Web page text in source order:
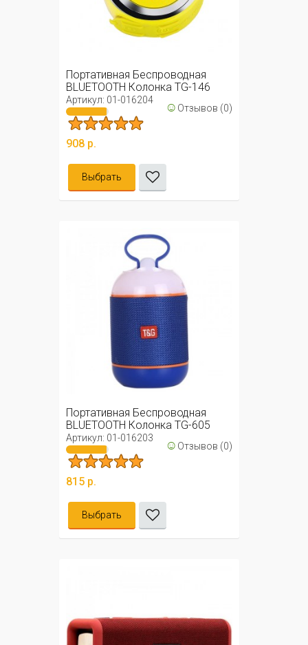
Портативная Беспроводная
BLUETOOTH Колонка TG-146
Артикул: 01-016204 ☺ Отзывов (0)
908 р.
Выбрать
Портативная Беспроводная
BLUETOOTH Колонка TG-605
Артикул: 01-016203 ☺ Отзывов (0)
815 р.
Выбрать